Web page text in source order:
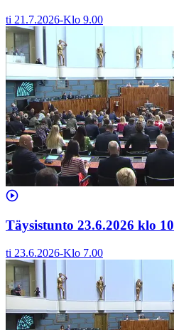
ti 21.7.2026-Klo 9.00
Täysistunto 23.6.2026 klo 10
ti 23.6.2026-Klo 7.00